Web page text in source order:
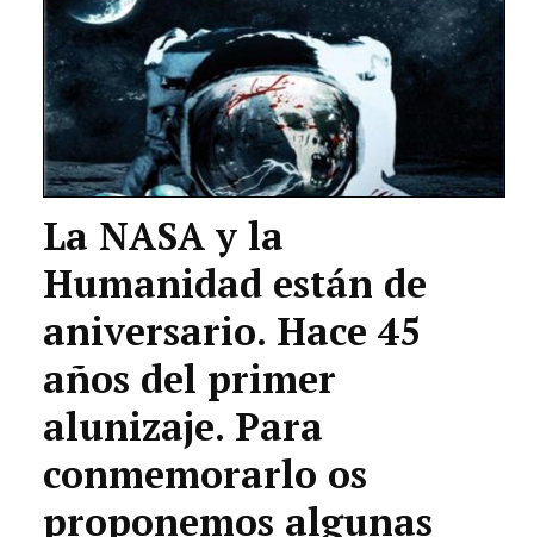
La NASA y la
Humanidad están de
aniversario. Hace 45
años del primer
alunizaje. Para
conmemorarlo os
proponemos algunas